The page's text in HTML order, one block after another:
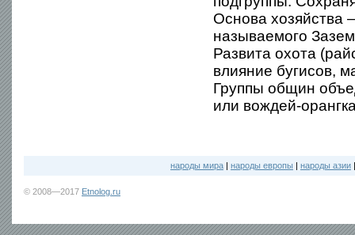
Основа хозяйства
называемого
Развита охота
влияние бугисов,
Группы общин
или вождей-
народы мира | народы европы | народы азии
© 2008—2017 Etnolog.ru